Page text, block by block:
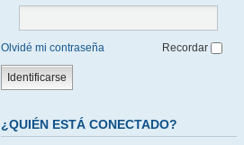
Olvidé mi contraseña Recordar
¿QUIÉN ESTÁ CONECTADO?